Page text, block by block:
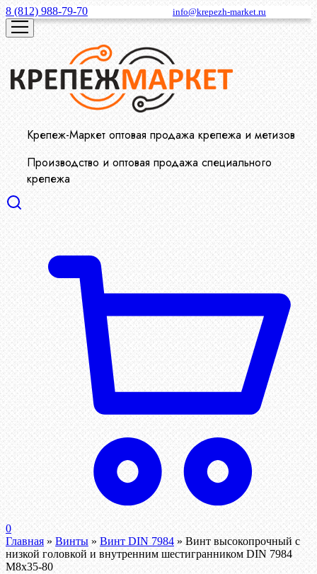
8 (812) 988-79-70 info@krepezh-market.ru
Крепеж-Маркет оптовая продажа крепежа и метизов
Производство и оптовая продажа специального
крепежа
0
Главная » Винты » Винт DIN 7984 » Винт высокопрочный с
низкой головкой и внутренним шестигранником DIN 7984
М8х35-80